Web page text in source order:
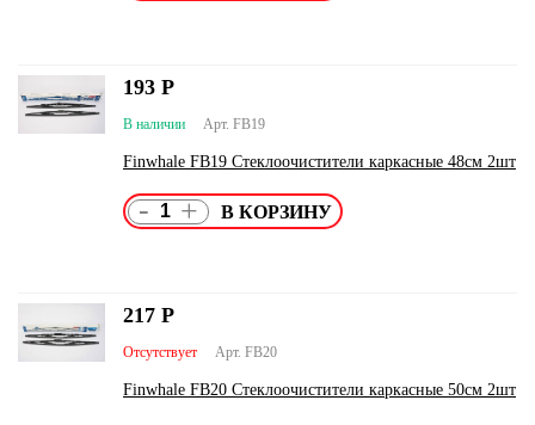
Арт. FB19
В наличии
Finwhale FB19 Стеклоочистители каркасные 48см 2шт
193 Р
- +
Арт. FB20
Отсутствует
Finwhale FB20 Стеклоочистители каркасные 50см 2шт
217 Р